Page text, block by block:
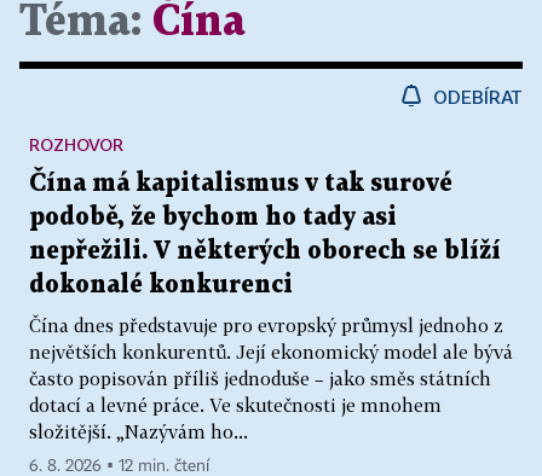
Téma: Čína
ODEBÍRAT
Čína má kapitalismus v tak surové
podobě, že bychom ho tady asi
nepřežili. V některých oborech se blíží
dokonalé konkurenci
Čína dnes představuje pro evropský průmysl jednoho z
největších konkurentů. Její ekonomický model ale bývá
často popisován příliš jednoduše – jako směs státních
dotací a levné práce. Ve skutečnosti je mnohem
složitější. „Nazývám ho...
ROZHOVOR
6. 8. 2026 ▪ 12 min. čtení